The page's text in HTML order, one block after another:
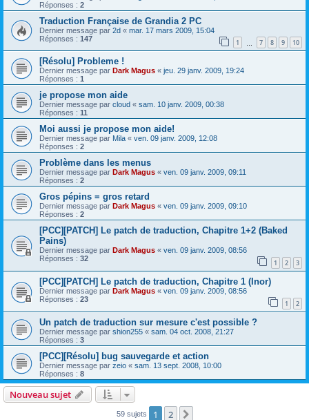
Réponses : 2
Traduction Française de Grandia 2 PC
Dernier message par 2d « mar. 17 mars 2009, 15:04
Réponses : 147 1 7 8 9 10
[Résolu] Probleme !
Dernier message par Dark Magus « jeu. 29 janv. 2009, 19:24
Réponses : 1
je propose mon aide
Dernier message par cloud « sam. 10 janv. 2009, 00:38
Réponses : 11
Moi aussi je propose mon aide!
Dernier message par Mila « ven. 09 janv. 2009, 12:08
Réponses : 2
Problème dans les menus
Dernier message par Dark Magus « ven. 09 janv. 2009, 09:11
Réponses : 2
Gros pépins = gros retard
Dernier message par Dark Magus « ven. 09 janv. 2009, 09:10
Réponses : 2
[PCC][PATCH] Le patch de traduction, Chapitre 1+2 (Baked
Pains)
Dernier message par Dark Magus « ven. 09 janv. 2009, 08:56
Réponses : 32 1 2 3
[PCC][PATCH] Le patch de traduction, Chapitre 1 (Inor)
Dernier message par Dark Magus « ven. 09 janv. 2009, 08:56
Réponses : 23 1 2
Un patch de traduction sur mesure c'est possible ?
Dernier message par shion255 « sam. 04 oct. 2008, 21:27
Réponses : 3
[PCC][Résolu] bug sauvegarde et action
Dernier message par zeio « sam. 13 sept. 2008, 10:00
Réponses : 8
Nouveau sujet
59 sujets 1 2